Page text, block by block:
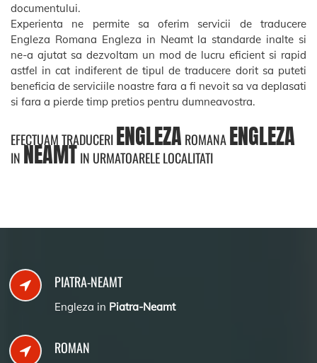
documentului.
Experienta ne permite sa oferim servicii de traducere
Engleza Romana Engleza in Neamt la standarde inalte si
ne-a ajutat sa dezvoltam un mod de lucru eficient si rapid
astfel in cat indiferent de tipul de traducere dorit sa puteti
beneficia de serviciile noastre fara a fi nevoit sa va deplasati
si fara a pierde timp pretios pentru dumneavostra.
EFECTUAM TRADUCERIENGLEZA ROMANAENGLEZA
INNEAMTIN URMATOARELE LOCALITATI
PIATRA-NEAMT
Engleza in Piatra-Neamt
ROMAN